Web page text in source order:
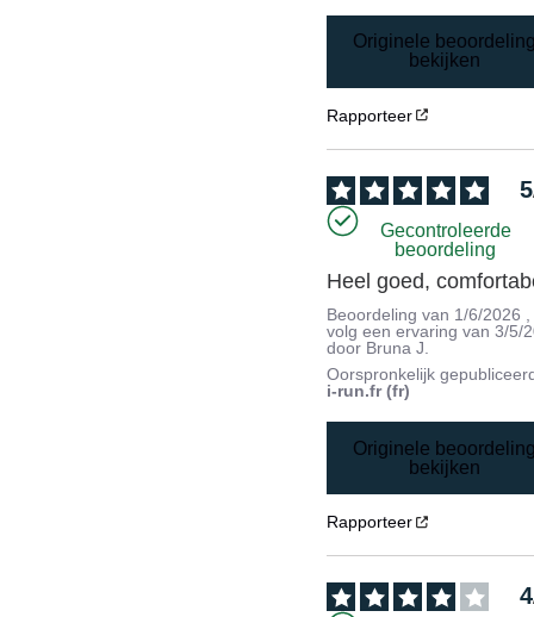
Originele
bekijken
Rapporteer
5
Gecontroleerde
beoordeling
Heel goed,
Beoordeling van 1/6/2026
volg een ervaring van3/5/
door Bruna J.
Oorspronkelijk
i-run.fr (fr)
Originele
bekijken
Rapporteer
4